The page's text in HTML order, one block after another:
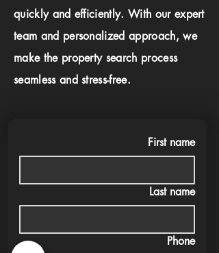
quickly and efficiently. With our expert
team and personalized approach, we
make the property search process
seamless and stress-free.
First name
Last name
Phone